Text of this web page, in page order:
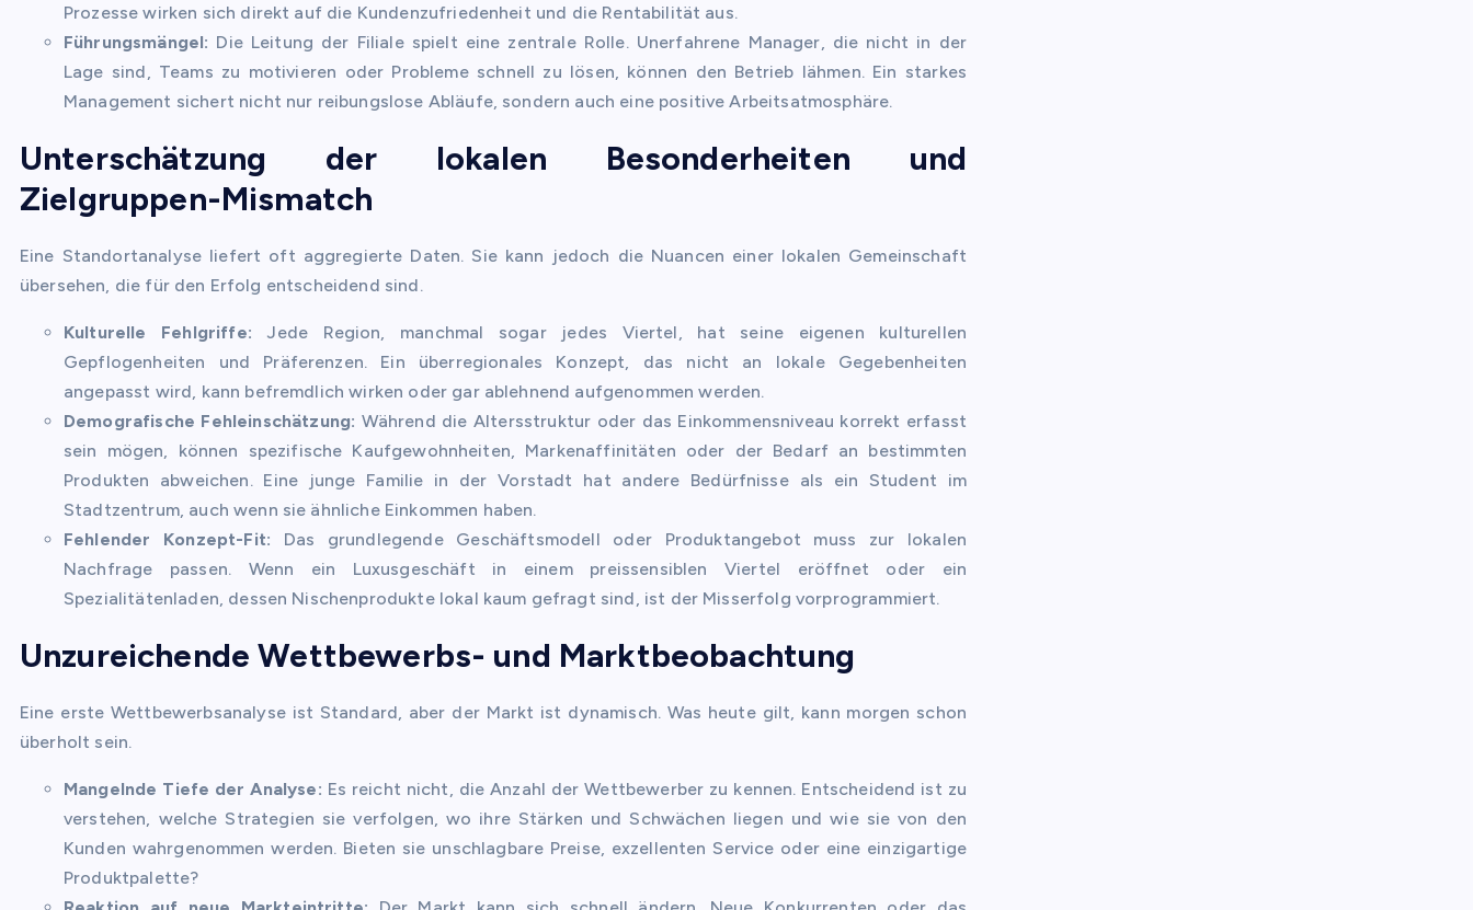
Prozesse wirken sich direkt auf die Kundenzufriedenheit und die Rentabilität aus.
Führungsmängel: Die Leitung der Filiale spielt eine zentrale Rolle. Unerfahrene Manager, die nicht in der
Lage sind, Teams zu motivieren oder Probleme schnell zu lösen, können den Betrieb lähmen. Ein starkes
Management sichert nicht nur reibungslose Abläufe, sondern auch eine positive Arbeitsatmosphäre.
Unterschätzung der lokalen Besonderheiten und
Zielgruppen-Mismatch
Eine Standortanalyse liefert oft aggregierte Daten. Sie kann jedoch die Nuancen einer lokalen Gemeinschaft
übersehen, die für den Erfolg entscheidend sind.
Kulturelle Fehlgriffe: Jede Region, manchmal sogar jedes Viertel, hat seine eigenen kulturellen
Gepflogenheiten und Präferenzen. Ein überregionales Konzept, das nicht an lokale Gegebenheiten
angepasst wird, kann befremdlich wirken oder gar ablehnend aufgenommen werden.
Demografische Fehleinschätzung: Während die Altersstruktur oder das Einkommensniveau korrekt erfasst
sein mögen, können spezifische Kaufgewohnheiten, Markenaffinitäten oder der Bedarf an bestimmten
Produkten abweichen. Eine junge Familie in der Vorstadt hat andere Bedürfnisse als ein Student im
Stadtzentrum, auch wenn sie ähnliche Einkommen haben.
Fehlender Konzept-Fit: Das grundlegende Geschäftsmodell oder Produktangebot muss zur lokalen
Nachfrage passen. Wenn ein Luxusgeschäft in einem preissensiblen Viertel eröffnet oder ein
Spezialitätenladen, dessen Nischenprodukte lokal kaum gefragt sind, ist der Misserfolg vorprogrammiert.
Unzureichende Wettbewerbs- und Marktbeobachtung
Eine erste Wettbewerbsanalyse ist Standard, aber der Markt ist dynamisch. Was heute gilt, kann morgen schon
überholt sein.
Mangelnde Tiefe der Analyse: Es reicht nicht, die Anzahl der Wettbewerber zu kennen. Entscheidend ist zu
verstehen, welche Strategien sie verfolgen, wo ihre Stärken und Schwächen liegen und wie sie von den
Kunden wahrgenommen werden. Bieten sie unschlagbare Preise, exzellenten Service oder eine einzigartige
Produktpalette?